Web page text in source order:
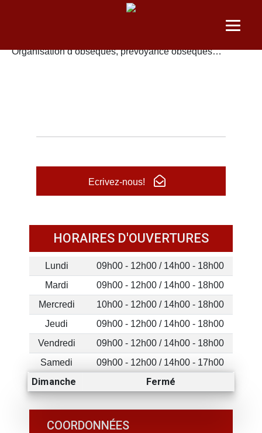
Organisation d’obsèques, prévoyance obsèques…
Ecrivez-nous!
HORAIRES D'OUVERTURES
Lundi
09h00 - 12h00 / 14h00 - 18h00
Mardi
09h00 - 12h00 / 14h00 - 18h00
Mercredi
10h00 - 12h00 / 14h00 - 18h00
Jeudi
09h00 - 12h00 / 14h00 - 18h00
Vendredi
09h00 - 12h00 / 14h00 - 18h00
Samedi
09h00 - 12h00 / 14h00 - 17h00
Dimanche Fermé
COORDONNÉES